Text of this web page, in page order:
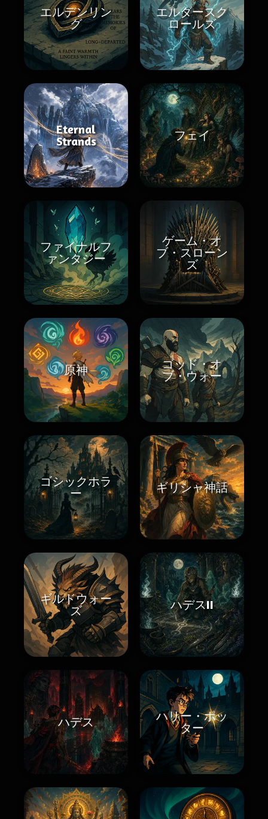
エルデンリン
グ
エルダースク
ロールズ
Eternal
Strands
フェイ
ファイナルフ
ァンタジー
ゲーム・オ
ブ・スローン
ズ
原神
ゴッド・オ
ブ・ウォー
ゴシックホラ
ー
ギリシャ神話
ギルドウォー
ズ
ハデスII
ハデス
ハリー・ポッ
ター